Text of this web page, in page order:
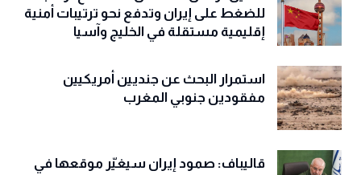
للضغط على إيران وتدفع نحو ترتيبات أمنية
إقليمية مستقلة في الخليج وآسيا
استمرار البحث عن جنديين أمريكيين
مفقودين جنوبي المغرب
قاليباف: صمود إيران سيغيّر موقعها في